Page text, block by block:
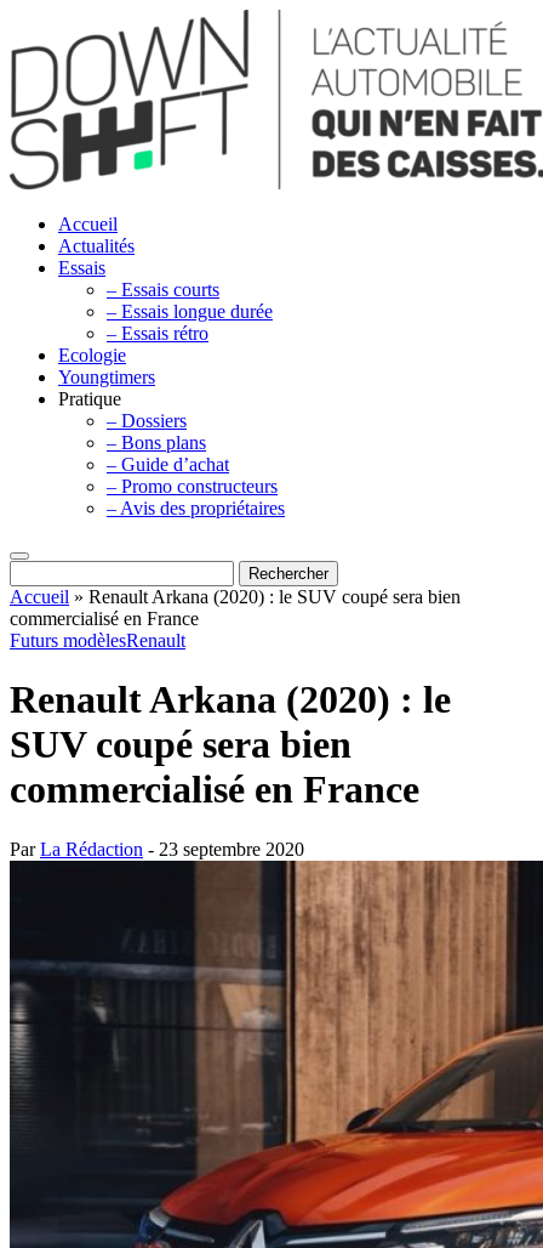
Accueil
Actualités
Essais
– Essais courts
– Essais longue durée
– Essais rétro
Ecologie
Youngtimers
Pratique
– Dossiers
– Bons plans
– Guide d’achat
– Promo constructeurs
– Avis des propriétaires
Accueil » Renault Arkana (2020) : le SUV coupé sera bien
commercialisé en France
Futurs modèlesRenault
Renault Arkana (2020) : le
SUV coupé sera bien
commercialisé en France
ParLa Rédaction - 23 septembre 2020